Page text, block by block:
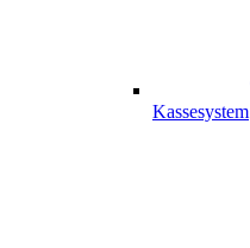
Kassesystem